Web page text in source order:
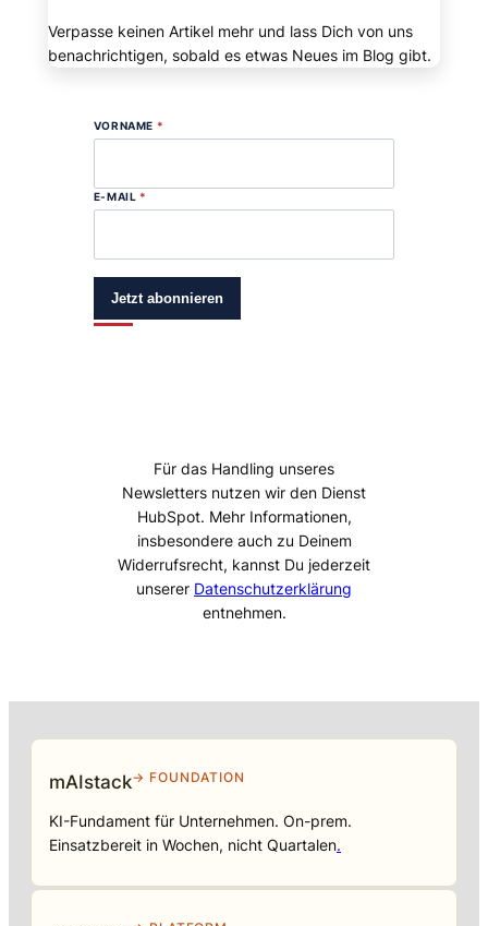
Verpasse keinen Artikel mehr und lass Dich von uns
benachrichtigen, sobald es etwas Neues im Blog gibt.
VORNAME *
E-MAIL *
Jetzt abonnieren
Für das Handling unseres
Newsletters nutzen wir den Dienst
HubSpot. Mehr Informationen,
insbesondere auch zu Deinem
Widerrufsrecht, kannst Du jederzeit
unserer Datenschutzerklärung
entnehmen.
mAIstack→ FOUNDATION
KI-Fundament für Unternehmen. On-prem.
Einsatzbereit in Wochen, nicht Quartalen.